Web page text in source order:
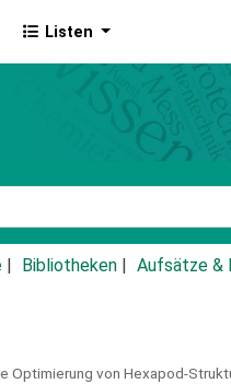
Listen
Bibliotheken Aufsätze &
Optimierung von Hexapod-